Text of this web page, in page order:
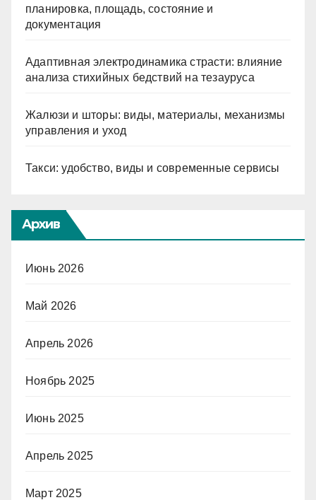
планировка, площадь, состояние и
документация
Адаптивная электродинамика страсти: влияние
анализа стихийных бедствий на тезауруса
Жалюзи и шторы: виды, материалы, механизмы
управления и уход
Такси: удобство, виды и современные сервисы
Архив
Июнь 2026
Май 2026
Апрель 2026
Ноябрь 2025
Июнь 2025
Апрель 2025
Март 2025